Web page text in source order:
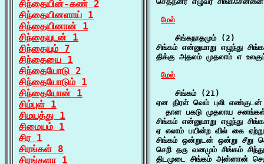
சிந்தையின்-கண் 2
சிந்தையினளாய் 1
சிந்தையினான் 1
சிந்தையுடன் 1
சிந்தையும் 7
சிந்தையை 1
சிந்தையோடு 2
சிந்தையோடும் 1
சிந்தையோன் 1
சிம்புள் 1
சிமயத்து 1
சிமையம் 1
சிர 1
சிரங்கள் 8
சிரங்களா 1
மேல்
    சிங்கநாதமும் (2)
சிங்கம் என்னுமாறு எழுந்து
திக்கு அதலம் முதலாம் எ
மேல்
    சிங்கம் (21)
ஏன திரள் வெம் புலி எண்குடன்
தான பகடு முதலாய
சிங்கம் என்னுமாறு எழுந்து
ஏ எலாம் பயின்ற வில் கை
சிங்கம் ஒன்றுடன் ஒன்று சீறு
செறி தரு வனமும் சிங்கம்
திடமுடை சிங்கம் அன்னான்